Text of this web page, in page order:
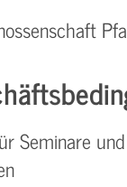
Seminare und